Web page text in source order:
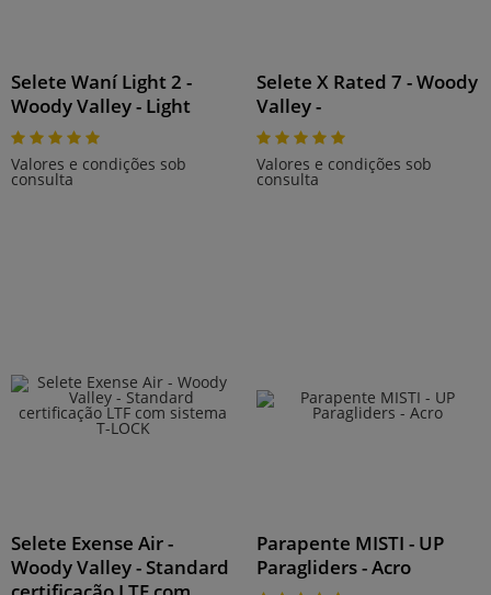
Selete Waní Light 2 -
Woody Valley - Light
Valores e condições sob
consulta
Selete X Rated 7 - Woody
Valley -
Valores e condições sob
consulta
Selete Exense Air -
Woody Valley - Standard
Parapente MISTI - UP
Paragliders - Acro